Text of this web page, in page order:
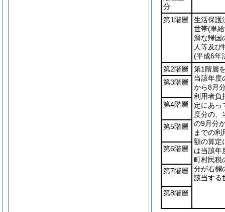
分
第1階層
生活保護
世帯(単
滑な帰国
人等及び
(平成6年
第2階層
第1階層
当該年度
から8月
利用者負
定にあっ
度分の、
の9月分
までの利
額の算定
は当該年
町村民税
分が右欄
該当する
第3階層
第4階層
第5階層
第6階層
第7階層
第8階層